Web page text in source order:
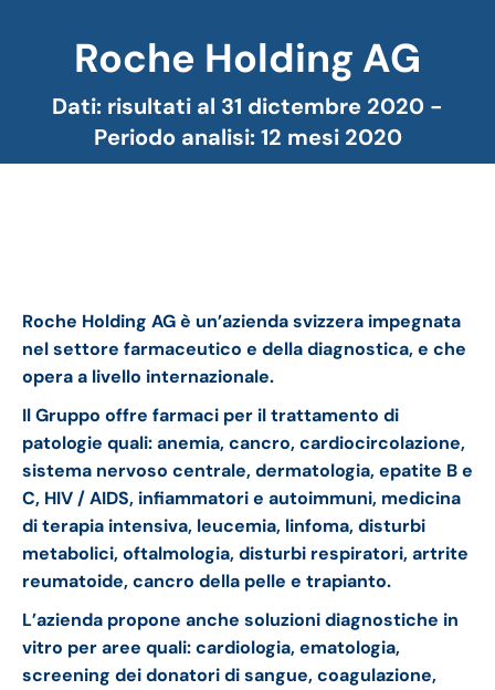
Roche Holding AG
Dati: risultati al 31 dictembre 2020 -
Periodo analisi: 12 mesi 2020
Tu sei qui:
Roche Holding AG è un’azienda svizzera impegnata
nel settore farmaceutico e della diagnostica, e che
opera a livello internazionale.
Il Gruppo offre farmaci per il trattamento di
patologie quali: anemia, cancro, cardiocircolazione,
sistema nervoso centrale, dermatologia, epatite B e
C, HIV / AIDS, infiammatori e autoimmuni, medicina
di terapia intensiva, leucemia, linfoma, disturbi
metabolici, oftalmologia, disturbi respiratori, artrite
reumatoide, cancro della pelle e trapianto.
L’azienda propone anche soluzioni diagnostiche in
vitro per aree quali: cardiologia, ematologia,
screening dei donatori di sangue, coagulazione,